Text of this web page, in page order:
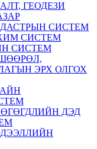
ГЕОДЕЗИ
СИСТЕМ
СИСТЕМ
СИСТЕМ
ЭРХ ОЛГОХ
ДЭД